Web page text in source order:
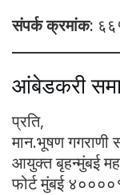
संपर्क क्रमांक:
आंबेडकरी
प्रति,
मान.भूषण गगराणी
आयुक्त बृहन्मुंबई
फोर्ट मुंबई